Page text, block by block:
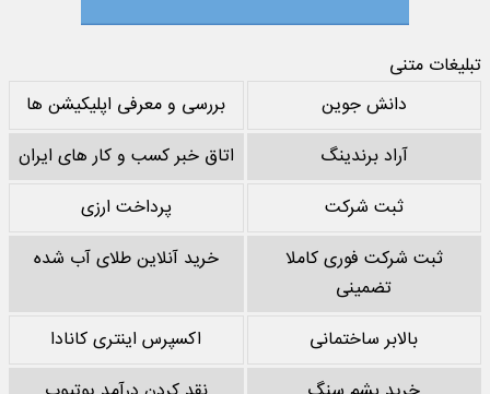
تبلیغات متنی
دانش جوین
بررسی و معرفی اپلیکیشن ها
آراد برندینگ
اتاق خبر کسب و کار های ایران
ثبت شرکت
پرداخت ارزی
ثبت شرکت فوری کاملا
تضمینی
خرید آنلاین طلای آب شده
بالابر ساختمانی
اکسپرس اینتری کانادا